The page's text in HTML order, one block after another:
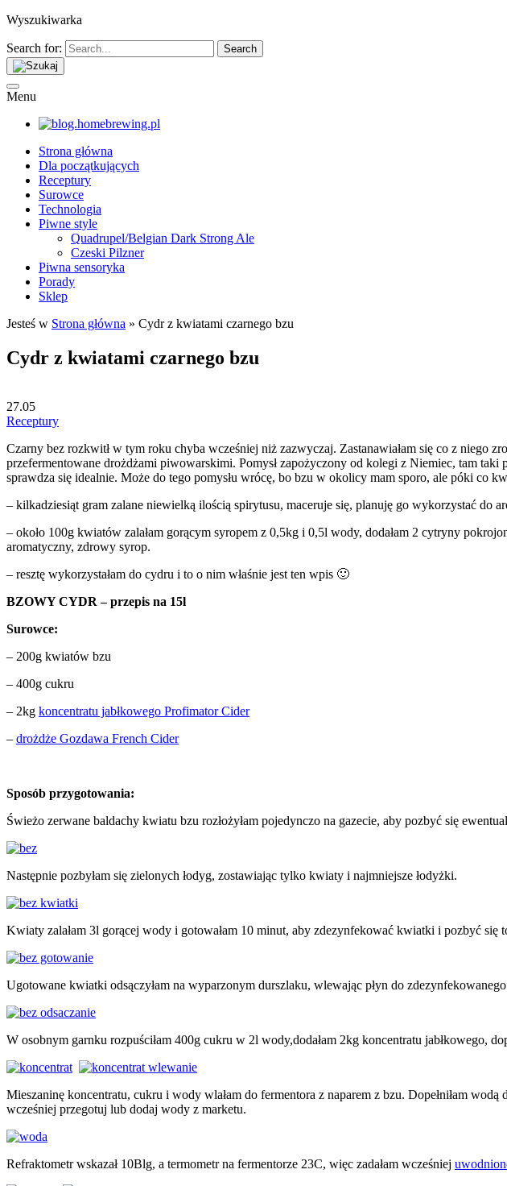
Wyszukiwarka
Search for:
Menu
Strona główna
Dla początkujących
Receptury
Surowce
Technologia
Piwne style
Quadrupel/Belgian Dark Strong Ale
Czeski Pilzner
Piwna sensoryka
Porady
Sklep
Jesteś w Strona główna » Cydr z kwiatami czarnego bzu
Cydr z kwiatami czarnego bzu
27.05
Receptury
Czarny bez rozkwitł w tym roku chyba wcześniej niż zazwyczaj. Zastanawiałam się co z niego
przefermentowane drożdżami piwowarskimi. Pomysł zapożyczony od kolegi z Niemiec, tam
sprawdza się idealnie. Może do tego pomysłu wrócę, bo bzu w okolicy mam sporo, ale póki co
– kilkadziesiąt gram zalane niewielką ilością spirytusu, maceruje się, planuję go wykorzystać do
– około 100g kwiatów zalałam gorącym syropem z 0,5kg i 0,5l wody, dodałam 2 cytryny
aromatyczny, zdrowy syrop.
– resztę wykorzystałam do cydru i to o nim właśnie jest ten wpis 🙂
BZOWY CYDR – przepis na 15l
Surowce:
– 200g kwiatów bzu
– 400g cukru
– 2kg koncentratu jabłkowego Profimator Cider
– drożdże Gozdawa French Cider
Sposób przygotowania:
Świeżo zerwane baldachy kwiatu bzu rozłożyłam pojedynczo na gazecie, aby pozbyć się
Następnie pozbyłam się zielonych łodyg, zostawiając tylko kwiaty i najmniejsze łodyżki.
Kwiaty zalałam 3l gorącej wody i gotowałam 10 minut, aby zdezynfekować kwiatki i pozbyć się
Ugotowane kwiatki odsączyłam na wyparzonym durszlaku, wlewając płyn do
W osobnym garnku rozpuściłam 400g cukru w 2l wody,dodałam 2kg koncentratu jabłkowego,
Mieszaninę koncentratu, cukru i wody wlałam do fermentora z naparem z bzu. Dopełniłam
wcześniej przegotuj lub dodaj wody z marketu.
Refraktometr wskazał 10Blg, a termometr na fermentorze 23C, więc zadałam wcześniej